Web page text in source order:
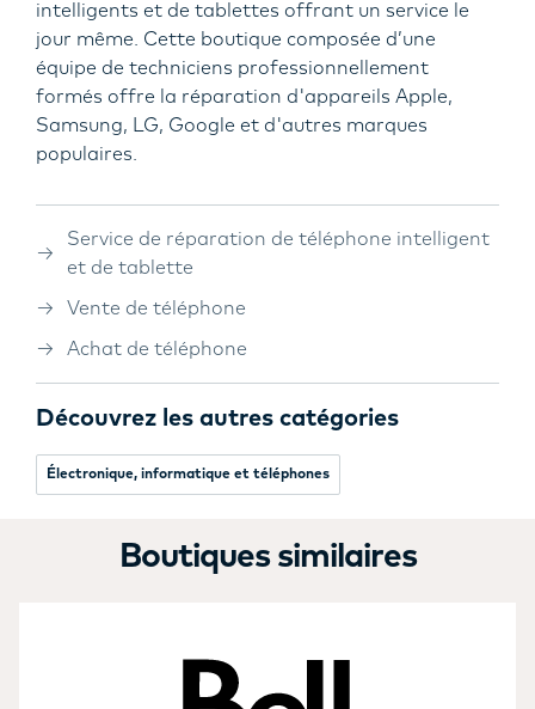
intelligents et de tablettes offrant un service le
jour même. Cette boutique composée d’une
équipe de techniciens professionnellement
formés offre la réparation d'appareils Apple,
Samsung, LG, Google et d'autres marques
populaires.
Service de réparation de téléphone intelligent
et de tablette
Vente de téléphone
Achat de téléphone
Découvrez les autres catégories
Électronique, informatique et téléphones
Boutiques similaires